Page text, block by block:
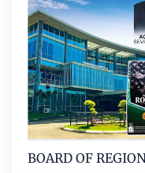
BOARD OF